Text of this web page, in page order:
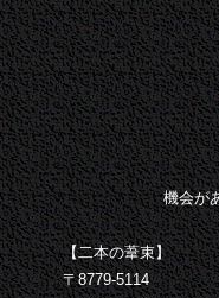
機会が
【二本の葦束】
〒8779-5114